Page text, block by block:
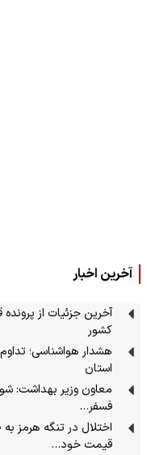
آخرین اخبار
آخرین جزئیات از
کشور
استان
معاون وزیر بهداشت:
فسفر…
اختلال در تنگه هرمز
قیمت خود…